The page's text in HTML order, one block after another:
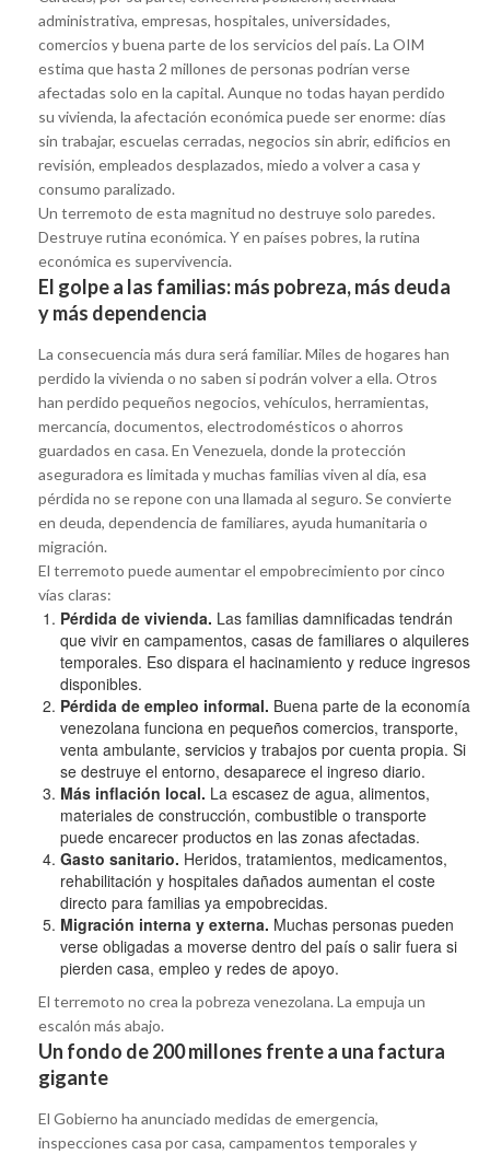
administrativa, empresas, hospitales, universidades,
comercios y buena parte de los servicios del país. La OIM
estima que hasta 2 millones de personas podrían verse
afectadas solo en la capital. Aunque no todas hayan perdido
su vivienda, la afectación económica puede ser enorme: días
sin trabajar, escuelas cerradas, negocios sin abrir, edificios en
revisión, empleados desplazados, miedo a volver a casa y
consumo paralizado.
Un terremoto de esta magnitud no destruye solo paredes.
Destruye rutina económica. Y en países pobres, la rutina
económica es supervivencia.
El golpe a las familias: más pobreza, más deuda
y más dependencia
La consecuencia más dura será familiar. Miles de hogares han
perdido la vivienda o no saben si podrán volver a ella. Otros
han perdido pequeños negocios, vehículos, herramientas,
mercancía, documentos, electrodomésticos o ahorros
guardados en casa. En Venezuela, donde la protección
aseguradora es limitada y muchas familias viven al día, esa
pérdida no se repone con una llamada al seguro. Se convierte
en deuda, dependencia de familiares, ayuda humanitaria o
migración.
El terremoto puede aumentar el empobrecimiento por cinco
vías claras:
Pérdida de vivienda. Las familias damnificadas tendrán
que vivir en campamentos, casas de familiares o alquileres
temporales. Eso dispara el hacinamiento y reduce ingresos
disponibles.
Pérdida de empleo informal. Buena parte de la economía
venezolana funciona en pequeños comercios, transporte,
venta ambulante, servicios y trabajos por cuenta propia. Si
se destruye el entorno, desaparece el ingreso diario.
Más inflación local. La escasez de agua, alimentos,
materiales de construcción, combustible o transporte
puede encarecer productos en las zonas afectadas.
Gasto sanitario. Heridos, tratamientos, medicamentos,
rehabilitación y hospitales dañados aumentan el coste
directo para familias ya empobrecidas.
Migración interna y externa. Muchas personas pueden
verse obligadas a moverse dentro del país o salir fuera si
pierden casa, empleo y redes de apoyo.
El terremoto no crea la pobreza venezolana. La empuja un
escalón más abajo.
Un fondo de 200 millones frente a una factura
gigante
El Gobierno ha anunciado medidas de emergencia,
inspecciones casa por casa, campamentos temporales y